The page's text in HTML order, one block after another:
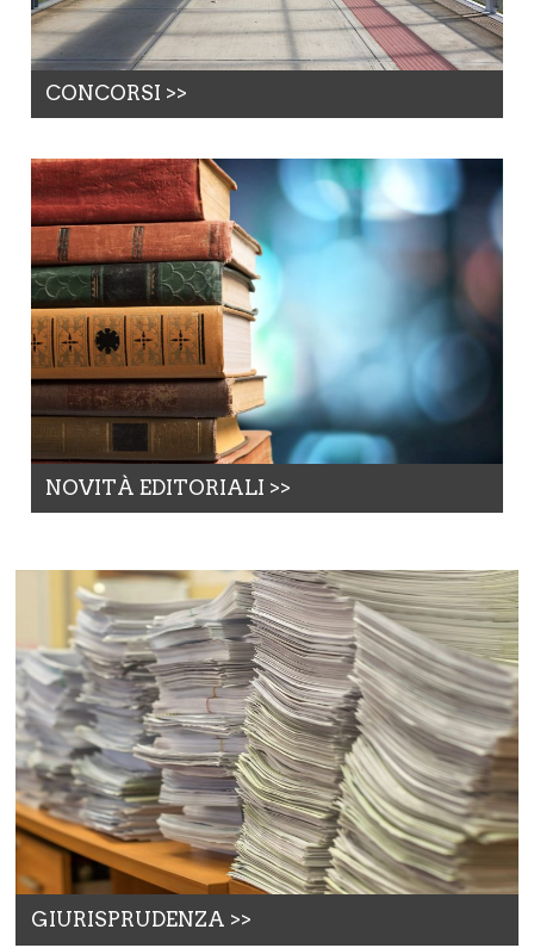
CONCORSI >>
NOVITÀ EDITORIALI >>
GIURISPRUDENZA >>